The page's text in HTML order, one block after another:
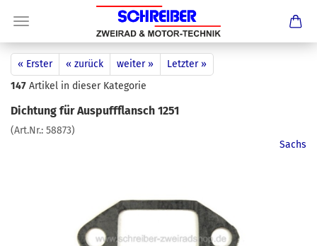
« Erster « zurück weiter »
Letzter »
147 Artikel in dieser Kategorie
Dichtung für Auspuffflansch 1251
(Art.Nr.: 58873)
Sachs